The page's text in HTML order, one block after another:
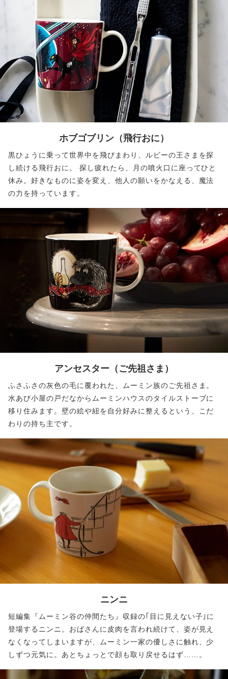
ホブゴブリン （飛行おに）
黒ひょうに乗って世界中を飛びまわり、ルビーの王さまを探
し続ける飛行おに。 探し疲れたら、月の噴火口に座ってひと
休み。好きなものに姿を変え、他人の願いをかなえる、魔法
の力を持っています。
アンセスター （ご先祖さま）
ふさふさの灰色の毛に覆われた、ムーミン族のご先祖さま。
水あび小屋の戸だなからムーミンハウスのタイルストーブに
移り住みます。壁の絵や紐を自分好みに整えるという、こだ
わりの持ち主です。
ニンニ
短編集『ムーミン谷の仲間たち』収録の｢目に見えない子｣に
登場するニンニ。おばさんに皮肉を言われ続けて、姿が見え
なくなってしまいますが、ムーミン一家の優しさに触れ、少
しずつ元気に。あとちょっとで顔も取り戻せるはず……。